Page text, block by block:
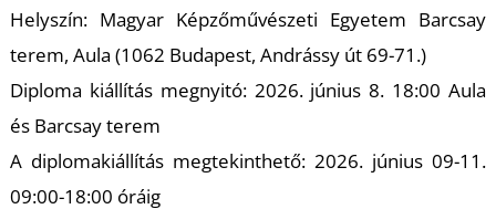
Helyszín: Magyar Képzőművészeti Egyetem Barcsay
terem, Aula (1062 Budapest, Andrássy út 69-71.)
Diploma kiállítás megnyitó: 2026. június 8. 18:00 Aula
és Barcsay terem
A diplomakiállítás megtekinthető: 2026. június 09-11.
09:00-18:00 óráig